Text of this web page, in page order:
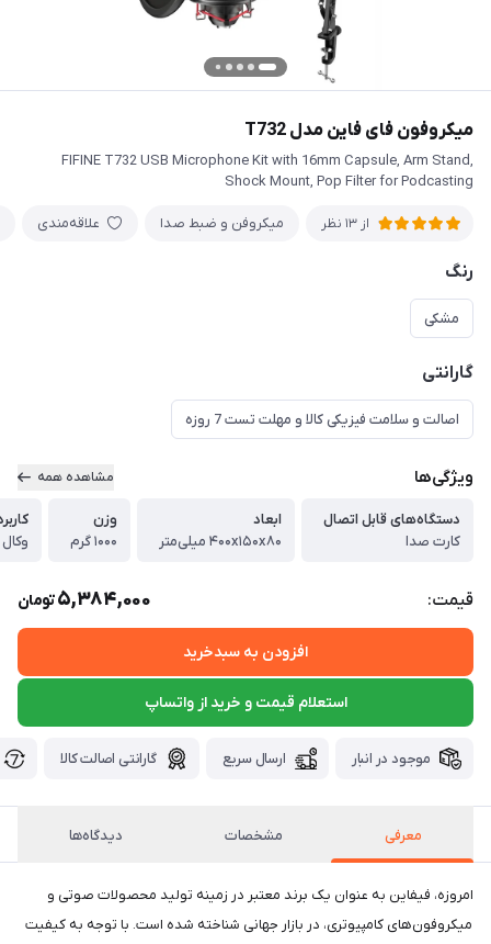
میکروفون فای فاین مدل T732
FIFINE T732 USB Microphone Kit with 16mm Capsule, Arm Stand,
Shock Mount, Pop Filter for Podcasting
از 13 نظر میکروفن و ضبط صدا علاقه‌مندی
رنگ
مشکی
گارانتی
اصالت و سلامت فیزیکی کالا و مهلت تست 7 روزه
ویژگی‌ها مشاهده همه
دستگاه‌های قابل اتصال
کارت صدا
ابعاد
۴۰۰x۱۵۰x۸۰ میلی‌متر
وزن
۱۰۰۰ گرم
قیمت: 5,384,000تومان
افزودن به سبدخرید
استعلام قیمت و خرید از واتساپ
موجود در انبار ارسال سریع گارانتی اصالت کالا
معرفی مشخصات دیدگاه‌ها
امروزه، فیفاین به عنوان یک برند معتبر در زمینه تولید محصولات صوتی و
میکروفون‌های کامپیوتری، در بازار جهانی شناخته شده است. با توجه به کیفیت